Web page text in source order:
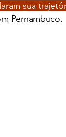
sua
Pernambuco.